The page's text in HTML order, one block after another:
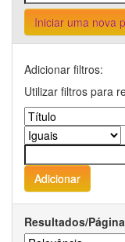
Iniciar uma nova
Adicionar filtros:
Utilizar filtros para
Resultados/Página